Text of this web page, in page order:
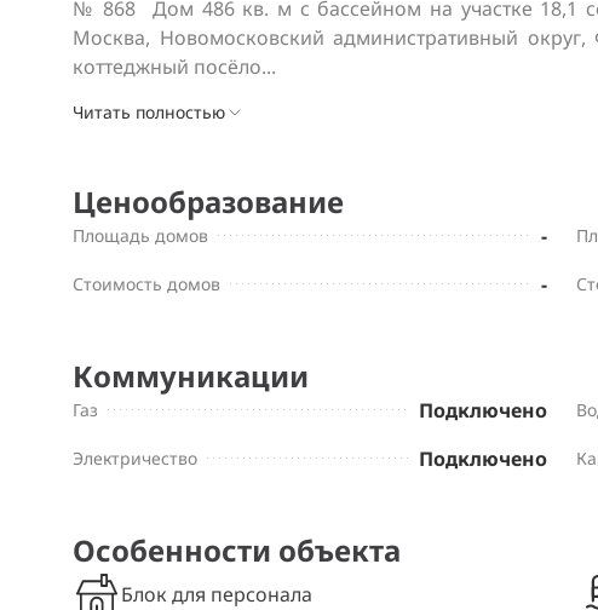
№ 868  Дом 486 кв. м с бассейном на участке 18,1
Москва, Новомосковский административный
коттеджный посёло...
Читать полностью
Ценообразование
Площадь домов -
Стоимость домов -
Коммуникации
Газ Подключено
Электричество Подключено
Особенности объекта
Блок для персонала